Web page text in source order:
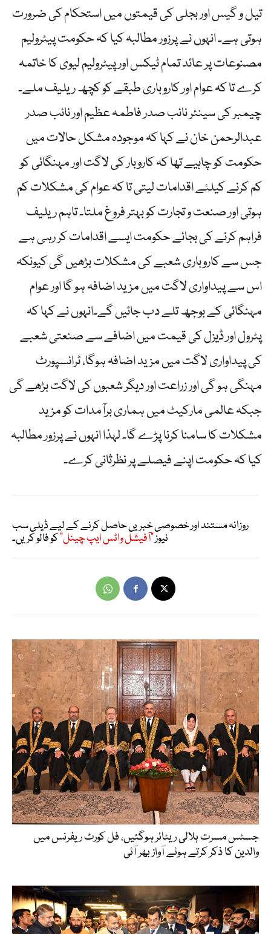
تیل و گیس اور بجلی کی قیمتوں میں استحکام کی ضرورت
ہوتی ہے۔ انہوں نے پرزور مطالبہ کیا کہ حکومت پیٹرولیم
مصنوعات پر عائد تمام ٹیکس اور پیٹرولیم لیوی کا خاتمہ
کرے تا کہ عوام اور کاروباری طبقے کو کچھ ریلیف ملے۔
چیمبر کی سینئر نائب صدر فاطمہ عظیم اور نائب صدر
عبدالرحمن خان نے کہا کہ موجودہ مشکل حالات میں
حکومت کو چاہیے تھا کہ کاروبار کی لاگت اور مہنگائی کو
کم کرنے کیلئے اقدامات لیتی تا کہ عوام کی مشکلات کم
ہوتی اور صنعت و تجارت کو بہتر فروغ ملتا۔ تاہم ریلیف
فراہم کرنے کی بجائے حکومت ایسے اقدامات کر رہی ہے
جس سے کاروباری شعبے کی مشکلات بڑھیں گی کیونکہ
اس سے پیداواری لاگت میں مزید اضافہ ہو گا اور عوام
مہنگائی کے بوجھ تلے دب جائیں گے۔انہوں نے کہا کہ
پٹرول اور ڈیزل کی قیمت میں اضافے سے صنعتی شعبے
کی پیداواری لاگت میں مزید اضافہ ہوگا، ٹرانسپورٹ
مہنگی ہو گی اور زراعت اور دیگر شعبوں کی لاگت بڑھے گی
جبکہ عالمی مارکیٹ میں ہماری برآمدات کو مزید
مشکلات کا سامنا کرنا پڑے گا۔ لہذا انہوں نے پرزور مطالبہ
کیا کہ حکومت اپنے فیصلے پر نظرثانی کرے۔
روزانہ مستند اور خصوصی خبریں حاصل کرنے کے لیے ڈیلی سب
نیوز"آفیشل واٹس ایپ چینل"کو فالو کریں۔
جسٹس مسرت ہلالی ریٹائر ہوگئیں، فل کورٹ ریفرنس میں
والدین کا ذکر کرتے ہوئے آواز بھر آئی